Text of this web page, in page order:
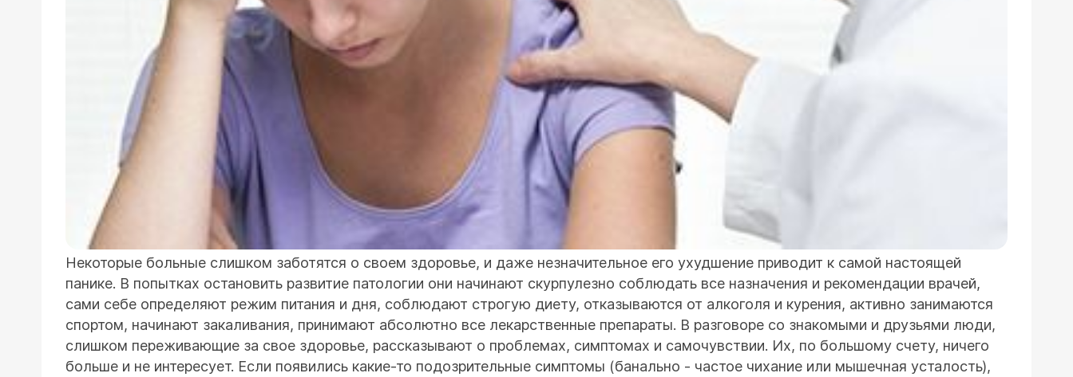
Некоторые больные слишком заботятся о своем здоровье, и даже незначительное его ухудшение приводит к самой настоящей
панике. В попытках остановить развитие патологии они начинают скурпулезно соблюдать все назначения и рекомендации врачей,
сами себе определяют режим питания и дня, соблюдают строгую диету, отказываются от алкоголя и курения, активно занимаются
спортом, начинают закаливания, принимают абсолютно все лекарственные препараты. В разговоре со знакомыми и друзьями люди,
слишком переживающие за свое здоровье, рассказывают о проблемах, симптомах и самочувствии. Их, по большому счету, ничего
больше и не интересует. Если появились какие-то подозрительные симптомы (банально - частое чихание или мышечная усталость),